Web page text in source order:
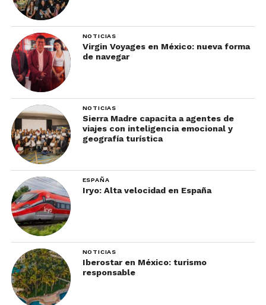
NOTICIAS
Virgin Voyages en México: nueva forma
de navegar
NOTICIAS
Sierra Madre capacita a agentes de
viajes con inteligencia emocional y
geografía turística
ESPAÑA
Iryo: Alta velocidad en España
NOTICIAS
Iberostar en México: turismo
responsable